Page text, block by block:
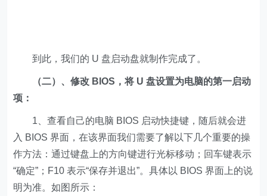
到此，我们的 U 盘启动盘就制作完成了。
（二）、修改 BIOS，将 U 盘设置为电脑的第一启动
项：
1、查看自己的电脑 BIOS 启动快捷键，随后就会进
入 BIOS 界面，在该界面我们需要了解以下几个重要的操
作方法：通过键盘上的方向键进行光标移动；回车键表示
“确定”；F10 表示“保存并退出”。具体以 BIOS 界面上的说
明为准。如图所示：